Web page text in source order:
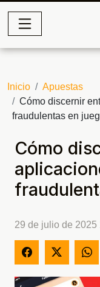
Inicio
Apuestas
Cómo discernir
fraudulentas en
Cómo
29 de julio de 2025